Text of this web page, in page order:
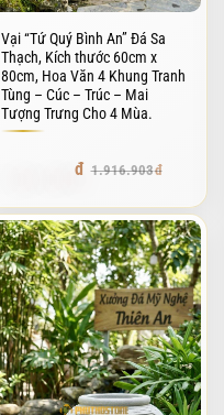
Vại “Tứ Quý Bình An” Đá Sa
Thạch, Kích thước 60cm x
80cm, Hoa Văn 4 Khung Tranh
Tùng – Cúc – Trúc – Mai
Tượng Trưng Cho 4 Mùa.
1.916.903